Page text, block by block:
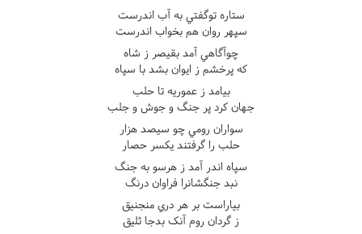
ستاره توگفتي به آب اندرست
سپهر روان هم بخواب اندرست
چوآگاهي آمد بقيصر ز شاه
که پرخشم ز ايوان بشد با سپاه
بيامد ز عموريه تا حلب
جهان کرد پر جنگ و جوش و جلب
سواران رومي چو سيصد هزار
حلب را گرفتند يکسر حصار
سپاه اندر آمد ز هرسو به جنگ
نبد جنگشانرا فراوان درنگ
بياراست بر هر دري منجنيق
ز گردان روم آنک بدجا ثليق